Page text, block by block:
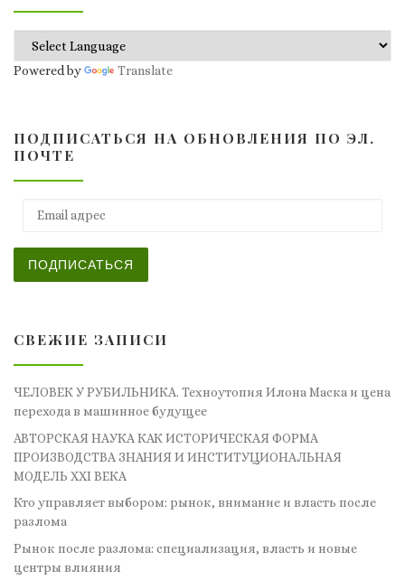
Powered by Translate
ПОДПИСАТЬСЯ НА ОБНОВЛЕНИЯ ПО ЭЛ.
ПОЧТЕ
ПОДПИСАТЬСЯ
СВЕЖИЕ ЗАПИСИ
ЧЕЛОВЕК У РУБИЛЬНИКА. Техноутопия Илона Маска и цена
перехода в машинное будущее
АВТОРСКАЯ НАУКА КАК ИСТОРИЧЕСКАЯ ФОРМА
ПРОИЗВОДСТВА ЗНАНИЯ И ИНСТИТУЦИОНАЛЬНАЯ
МОДЕЛЬ XXI ВЕКА
Кто управляет выбором: рынок, внимание и власть после
разлома
Рынок после разлома: специализация, власть и новые
центры влияния